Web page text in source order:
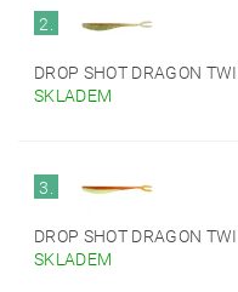
2.
DROP SHOT DRAGON
SKLADEM
3.
DROP SHOT DRAGON
SKLADEM